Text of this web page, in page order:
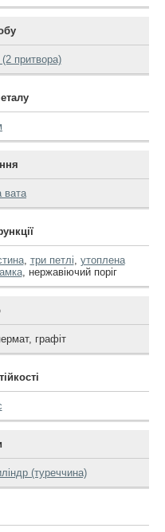
притвора)
вата
, три петлі утоплена
, нержавіючий поріг
, графіт
(туреччина)